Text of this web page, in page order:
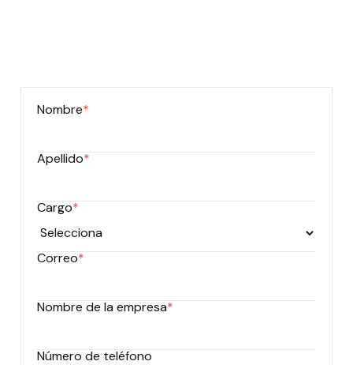
Nombre*
Apellido*
Cargo*
Correo*
Nombre de la empresa*
Número de teléfono